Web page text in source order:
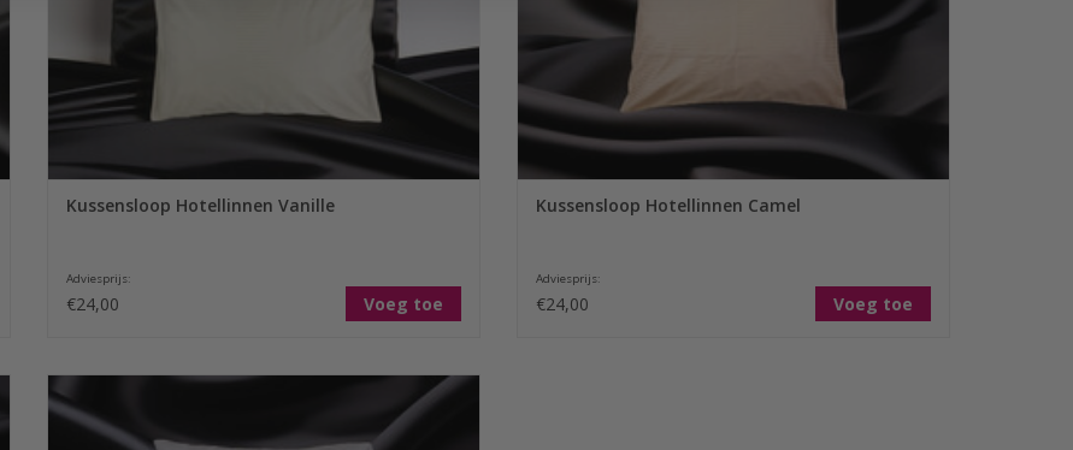
Kussensloop Hotellinnen Vanille
Adviesprijs:
€24,00 Voeg toe
Kussensloop Hotellinnen Camel
Adviesprijs:
€24,00 Voeg toe
Sofiben dekbedovertrek hotellinnen donkergrijs wordt
standaard, afhankelijk van de maat, geleverd met 1 of 2
kussenslopen. Bestel nu met voordeel een extra set bij uw